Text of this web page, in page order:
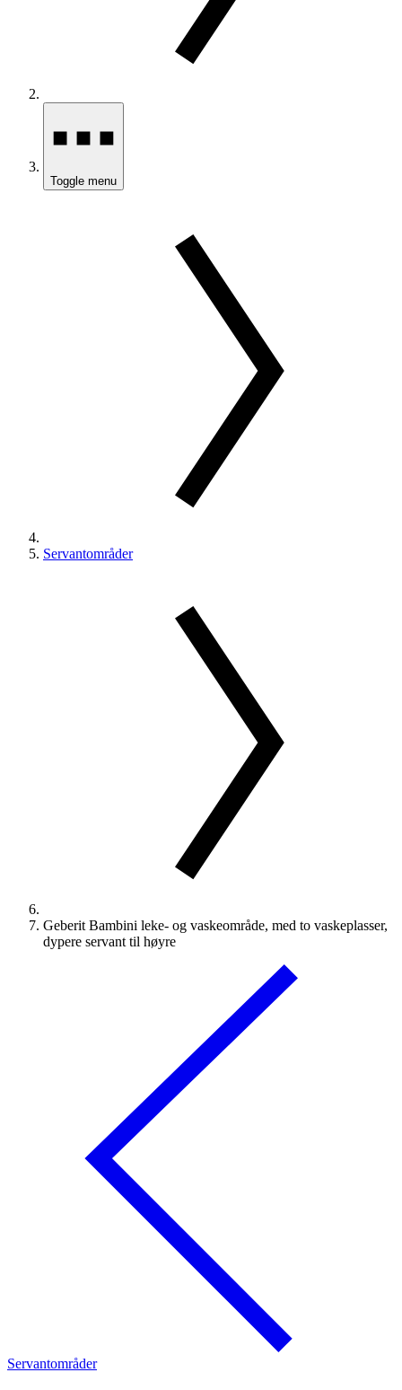
Toggle menu
Servantområder
Geberit Bambini leke- og vaskeområde, med to vaskeplasser,
dypere servant til høyre
Servantområder